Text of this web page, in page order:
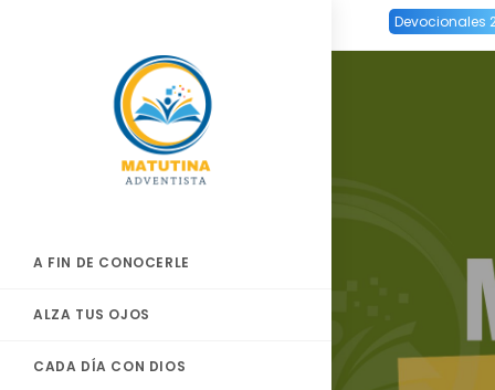
Devocionales
A FIN DE CONOCERLE
ALZA TUS OJOS
CADA DÍA CON DIOS